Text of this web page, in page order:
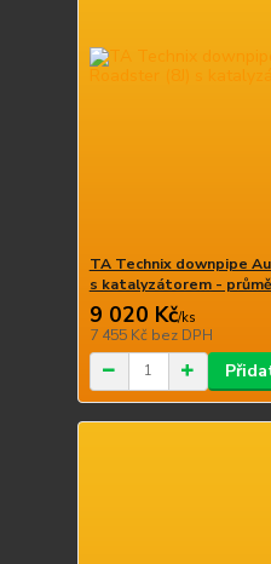
TA Technix downpipe
s katalyzátorem -
9 020 Kč/ks
7 455 Kč bez DPH